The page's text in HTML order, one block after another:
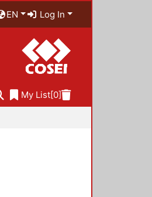
EN Log In
My List[0]